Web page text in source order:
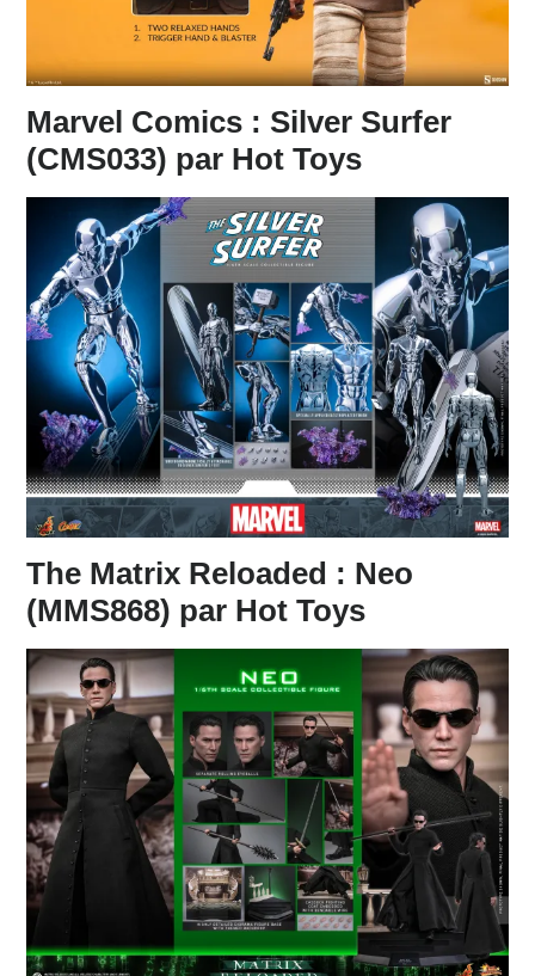
Marvel Comics : Silver Surfer
(CMS033) par Hot Toys
The Matrix Reloaded : Neo
(MMS868) par Hot Toys